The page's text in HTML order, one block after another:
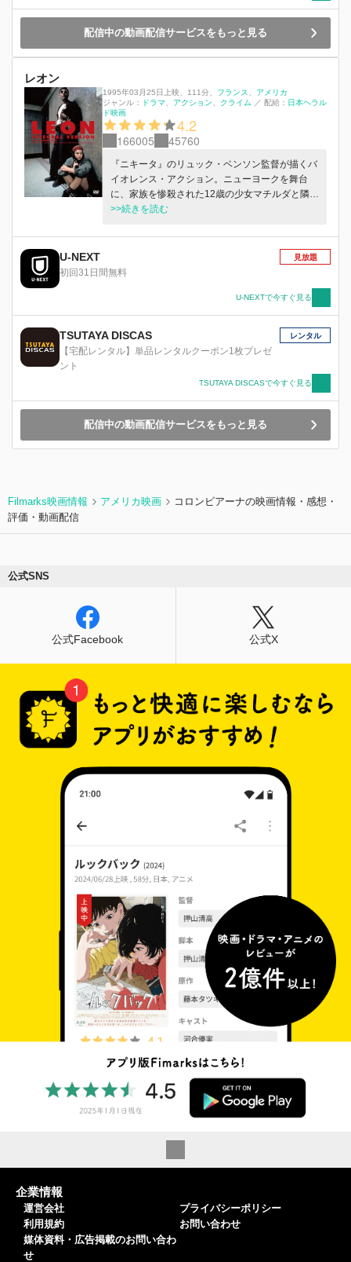
配信中の動画配信サービスをもっと見る
レオン
1995年03月25日上映 111分 フランス
アメリカ
ジャンル：
ドラマ アクション クライム ／ 配給： 日本ヘラル
ド映画
4.2
166005 45760
『ニキータ』のリュック・ベンソン監督が描くバ
イオレンス・アクション。ニューヨークを舞台
に、家族を惨殺された12歳の少女マチルダと隣の
部屋に住む凄腕の殺し屋レオン、ふたりの凶暴な
>>続きを読む
U-NEXT
初回31日間無料
見放題
U-NEXTで今すぐ見る
TSUTAYA DISCAS
【宅配レンタル】単品レンタルクーポン1枚プレゼ
ント
レンタル
TSUTAYA DISCASで今すぐ見る
配信中の動画配信サービスをもっと見る
Filmarks映画情報 アメリカ映画
コロンビアーナの映画情報・感想・
評価・動画配信
公式SNS
公式Facebook 公式X
企業情報
運営会社
利用規約
媒体資料・広告掲載のお問い合わ
せ
プライバシーポリシー
お問い合わせ